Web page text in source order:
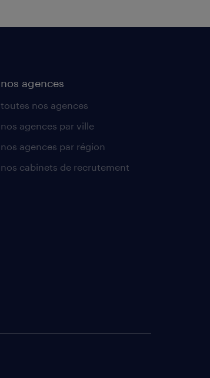
nos agences
toutes nos agences
nos agences par ville
nos agences par région
nos cabinets de recrutement